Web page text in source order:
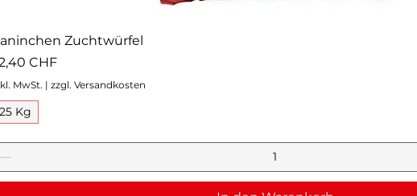
Zuchtwürfel
CHF
MwSt. |zzgl. Versandkosten
25 Kg